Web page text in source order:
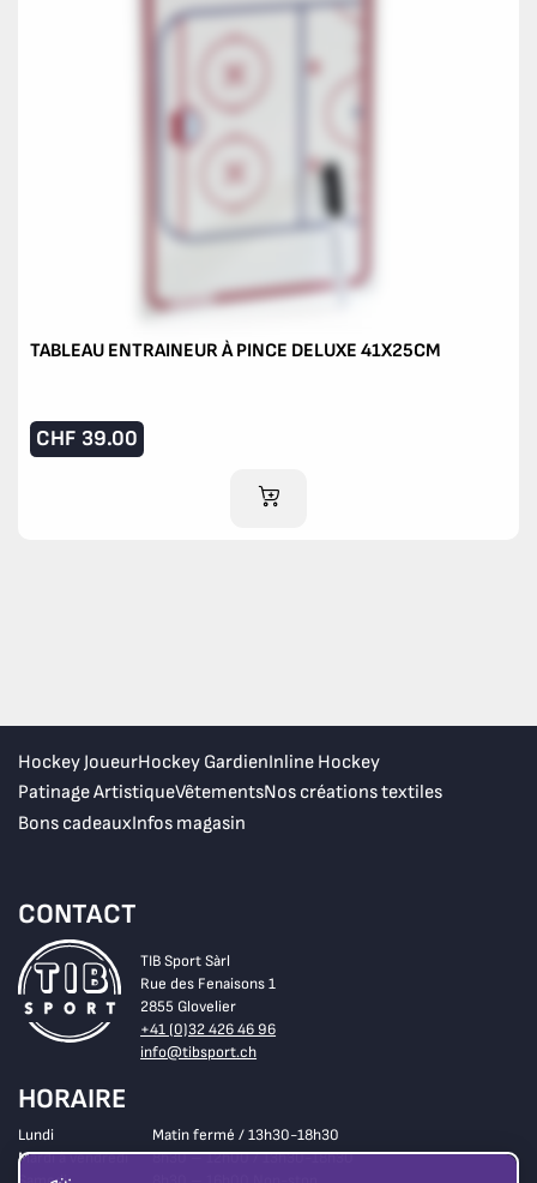
TABLEAU ENTRAINEUR À PINCE DELUXE 41X25CM
CHF 39.00
AJOUTER AU PANIER
Hockey JoueurHockey GardienInline Hockey
Patinage ArtistiqueVêtementsNos créations textiles
Bons cadeauxInfos magasin
CONTACT
TIB Sport Sàrl
Rue des Fenaisons 1
2855 Glovelier
+41 (0)32 426 46 96
info@tibsport.ch
HORAIRE
Lundi
Matin fermé / 13h30-18h30
Mardi à vendredi
8h30 – 12h00 / 13h30-18h30